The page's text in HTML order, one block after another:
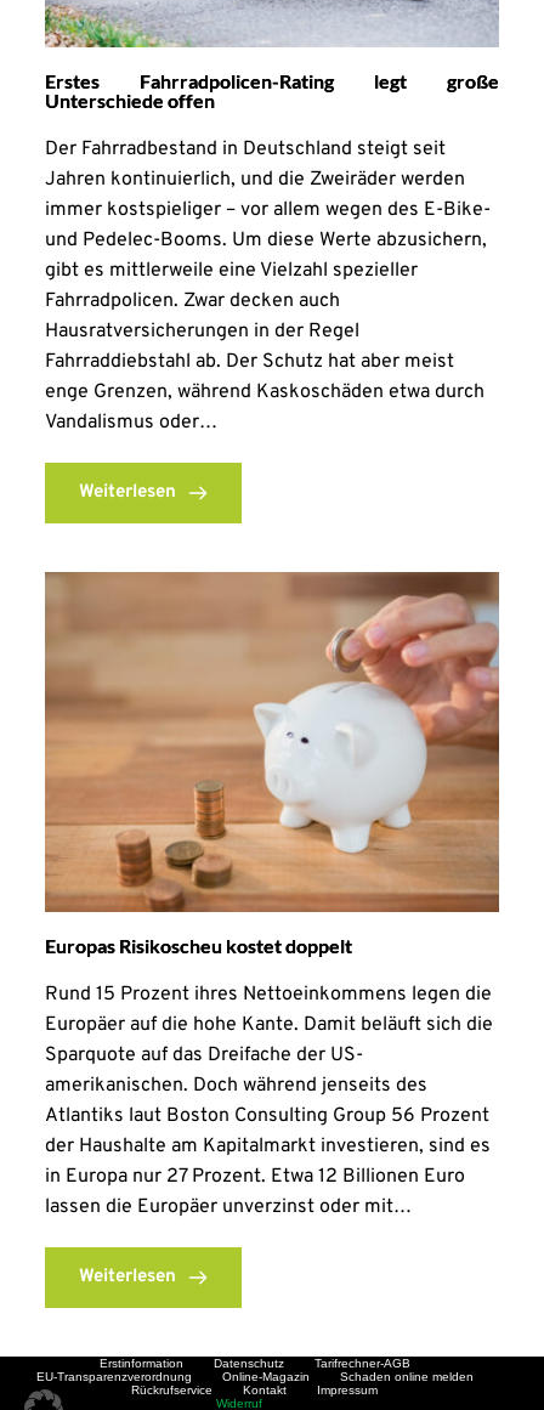
Erstes Fahrradpolicen-Rating legt große
Unterschiede offen
Der Fahrradbestand in Deutschland steigt seit
Jahren kontinuierlich, und die Zweiräder werden
immer kostspieliger – vor allem wegen des E-Bike-
und Pedelec-Booms. Um diese Werte abzusichern,
gibt es mittlerweile eine Vielzahl spezieller
Fahrradpolicen. Zwar decken auch
Hausratversicherungen in der Regel
Fahrraddiebstahl ab. Der Schutz hat aber meist
enge Grenzen, während Kaskoschäden etwa durch
Vandalismus oder…
Weiterlesen
Europas Risikoscheu kostet doppelt
Rund 15 Prozent ihres Nettoeinkommens legen die
Europäer auf die hohe Kante. Damit beläuft sich die
Sparquote auf das Dreifache der US-
amerikanischen. Doch während jenseits des
Atlantiks laut Boston Consulting Group 56 Prozent
der Haushalte am Kapitalmarkt investieren, sind es
in Europa nur 27 Prozent. Etwa 12 Billionen Euro
lassen die Europäer unverzinst oder mit…
Weiterlesen
Erstinformation Datenschutz
Tarifrechner-AGB
EU-Transparenzverordnung
Online-Magazin
Schaden online melden
Rückrufservice
Kontakt
Impressum
Widerruf